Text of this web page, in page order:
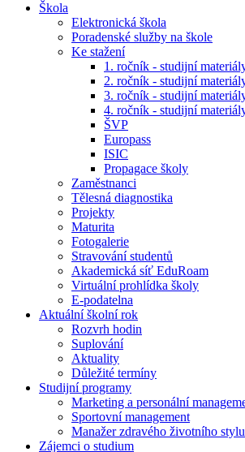
Škola
Elektronická škola
Poradenské služby na škole
Ke stažení
1. ročník - studijní
2. ročník - studijní
3. ročník - studijní
4. ročník - studijní
ŠVP
Europass
ISIC
Propagace školy
Zaměstnanci
Tělesná diagnostika
Projekty
Maturita
Fotogalerie
Stravování studentů
Akademická síť EduRoam
Virtuální prohlídka školy
E-podatelna
Aktuální školní rok
Rozvrh hodin
Suplování
Aktuality
Důležité termíny
Studijní programy
Marketing a personální
Sportovní management
Manažer zdravého životního stylu
Zájemci o studium